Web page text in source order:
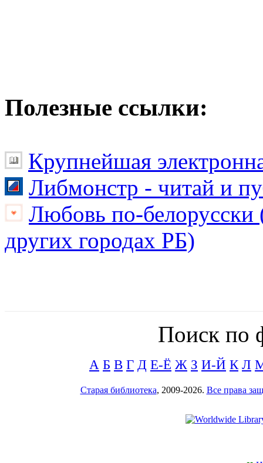
Полезные ссылки:
Крупнейшая
Либмонстр - читай и
Любовь по-белорусски
других городах РБ)
Поиск по
А Б В Г Д Е-Ё Ж З И-Й К Л
Старая библиотека, 2009-2026. Все права